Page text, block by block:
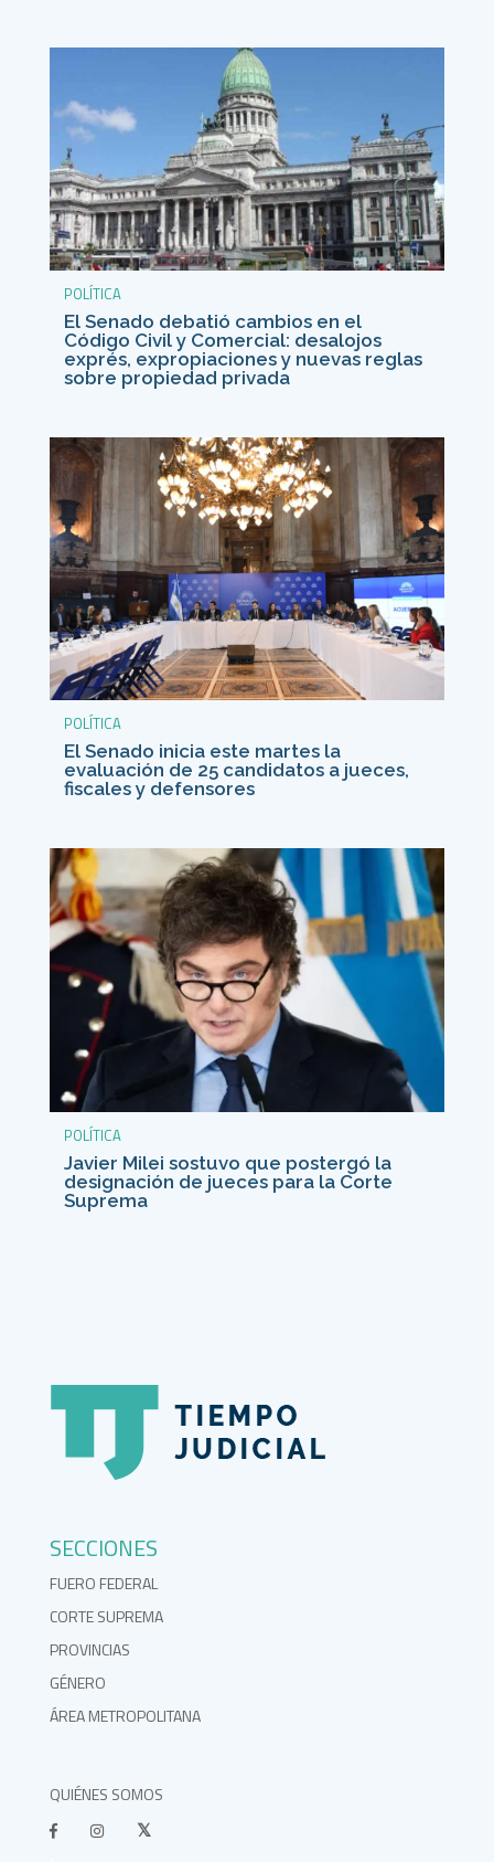
POLÍTICA
El Senado debatió cambios en el
Código Civil y Comercial: desalojos
exprés, expropiaciones y nuevas reglas
sobre propiedad privada
POLÍTICA
El Senado inicia este martes la
evaluación de 25 candidatos a jueces,
fiscales y defensores
POLÍTICA
Javier Milei sostuvo que postergó la
designación de jueces para la Corte
Suprema
SECCIONES
FUERO FEDERAL
CORTE SUPREMA
PROVINCIAS
GÉNERO
ÁREA METROPOLITANA
QUIÉNES SOMOS